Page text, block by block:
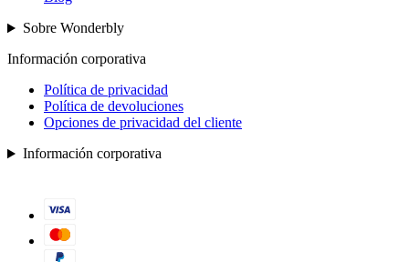
Sobre Wonderbly
Información corporativa
Política de privacidad
Política de devoluciones
Opciones de privacidad del cliente
Información corporativa